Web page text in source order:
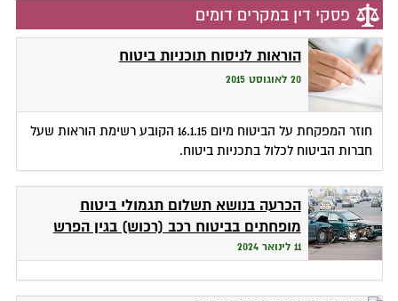
פסקי דין במקרים דומים
הוראות לניסוח תוכניות ביטוח
20 לאוגוסט 2015
חוזר המפקחת על הביטוח מיום 16.1.15 הקובע רשימת הוראות שעל
חברות הביטוח לכלול בתכניות ביטוח.
הכרעה בנושא תשלום תגמולי ביטוח
מופחתים בביטוח רכב (רכוש) בגין הפרש
במחירי חלפים כאשר הרכב תוקן במוסך
11 לינואר 2024